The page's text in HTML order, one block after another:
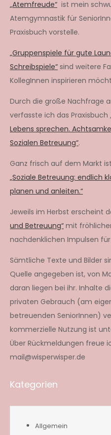
„Atemfreude“ ist mein
Atemgymnastik für
Praxisbuch vorstelle.
„Gruppenspiele für gute
Schreibspiele“ sind weitere
KollegInnen inspirieren
Durch die große Nachfrage
verfasste ich das Praxisbuch
Lebens sprechen.
Sozialen Betreuung“.
Ganz frisch auf dem Markt
„Soziale Betreuung: endlich
planen und anleiten.“
Jeweils im Herbst erscheint
und Betreuung“ mit
nachdenklichen Impulsen
Sämtliche Texte und Bilder
Quelle angegeben ist, von
daran liegen bei ihr. Inhalte
privaten Gebrauch (am
betreuenden SeniorInnen)
kommerzielle Nutzung ist
Über Rückmeldungen freue
mail@wisperwisper.de
Kategorien
Allgemein